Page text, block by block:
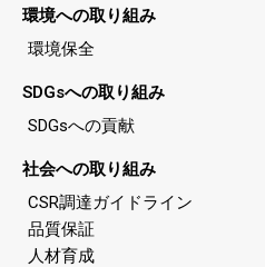
環境への取り組み
環境保全
SDGsへの取り組み
SDGsへの貢献
社会への取り組み
CSR調達ガイドライン
品質保証
人材育成